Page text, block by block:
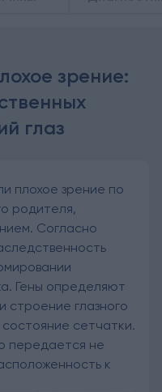
зрение:
глаз
плохое зрение по
родителя,
Согласно
Гены определяют
строение глазного
состояние сетчатки.
передается не
к